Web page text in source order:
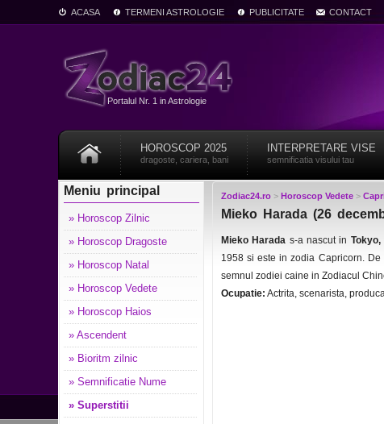
ACASA TERMENI ASTROLOGIE PUBLICITATE CONTACT
Portalul Nr. 1 in Astrologie
HOROSCOP 2025
dragoste, cariera, bani
INTERPRETARE VISE
semnificatia visului tau
Meniu principal
» Horoscop Zilnic
» Horoscop Dragoste
» Horoscop Natal
» Horoscop Vedete
» Horoscop Haios
» Ascendent
» Bioritm zilnic
» Semnificatie Nume
» Superstitii
Zodiac24.ro > Horoscop Vedete >
Mieko Harada (26
Mieko Harada s-a nascut in Tokyo,
1958 si este in zodia Capricorn.
semnul zodiei caine in Zodiacul
Ocupatie: Actrita, scenarista,